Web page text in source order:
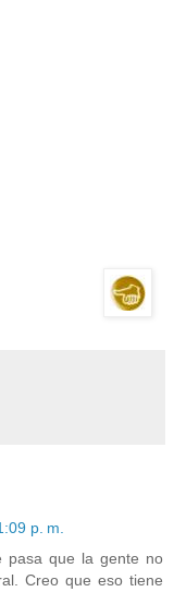
p. m.
pasa que la gente no
Creo que eso tiene